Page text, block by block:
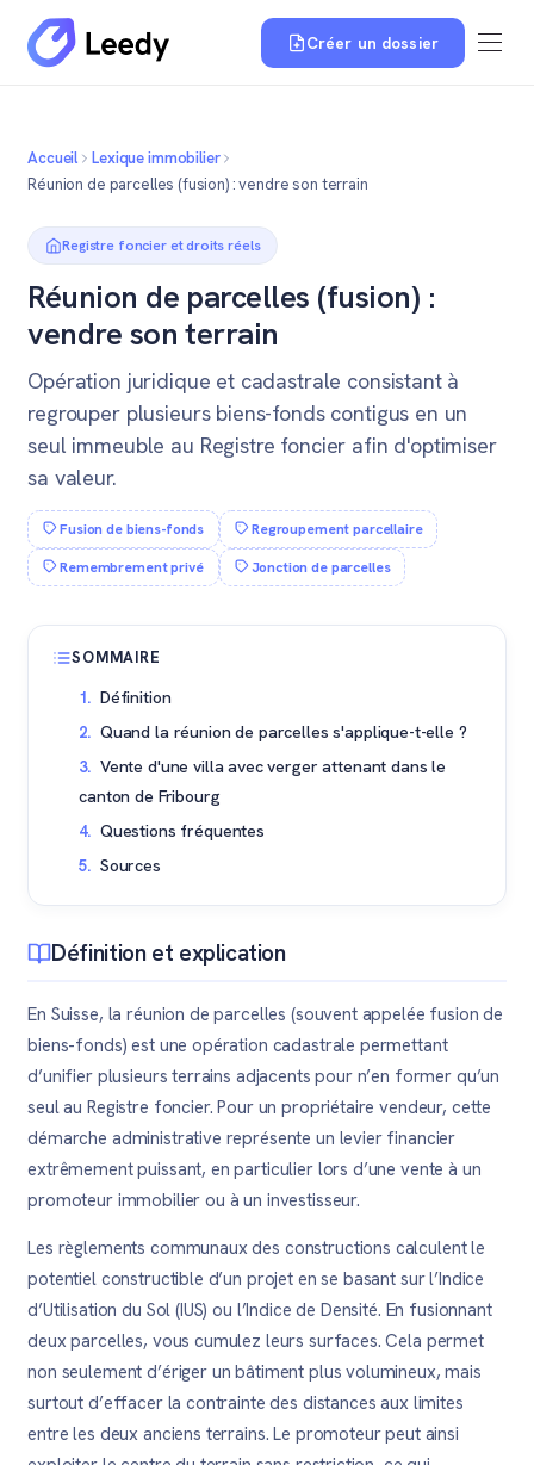
Créer un dossier
Accueil
Lexique immobilier
Réunion de parcelles (fusion) : vendre son terrain
Registre foncier et droits réels
Réunion de parcelles (fusion) :
vendre son terrain
Opération juridique et cadastrale consistant à
regrouper plusieurs biens-fonds contigus en un
seul immeuble au Registre foncier afin d'optimiser
sa valeur.
Fusion de biens-fonds
Regroupement parcellaire
Remembrement privé
Jonction de parcelles
SOMMAIRE
Définition
Quand la réunion de parcelles s'applique-t-elle ?
Vente d'une villa avec verger attenant dans le
canton de Fribourg
Questions fréquentes
Sources
Définition et explication
En Suisse, la réunion de parcelles (souvent appelée fusion de
biens-fonds) est une opération cadastrale permettant
d’unifier plusieurs terrains adjacents pour n’en former qu’un
seul au Registre foncier. Pour un propriétaire vendeur, cette
démarche administrative représente un levier financier
extrêmement puissant, en particulier lors d’une vente à un
promoteur immobilier ou à un investisseur.
Les règlements communaux des constructions calculent le
potentiel constructible d’un projet en se basant sur l’Indice
d’Utilisation du Sol (IUS) ou l’Indice de Densité. En fusionnant
deux parcelles, vous cumulez leurs surfaces. Cela permet
non seulement d’ériger un bâtiment plus volumineux, mais
surtout d’effacer la contrainte des distances aux limites
entre les deux anciens terrains. Le promoteur peut ainsi